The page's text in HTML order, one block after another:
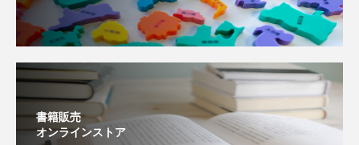
書籍販売
オンラインストア